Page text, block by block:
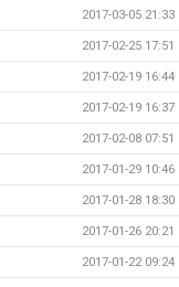
2017-03-05 21:33
2017-02-25 17:51
2017-02-19 16:44
2017-02-19 16:37
2017-02-08 07:51
2017-01-29 10:46
2017-01-28 18:30
2017-01-26 20:21
2017-01-22 09:24